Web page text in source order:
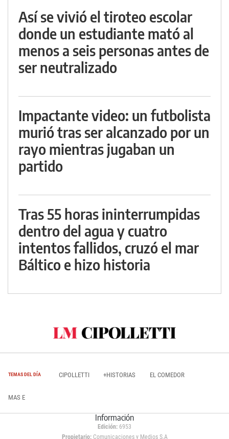
Así se vivió el tiroteo escolar
donde un estudiante mató al
menos a seis personas antes de
ser neutralizado
Impactante video: un futbolista
murió tras ser alcanzado por un
rayo mientras jugaban un
partido
Tras 55 horas ininterrumpidas
dentro del agua y cuatro
intentos fallidos, cruzó el mar
Báltico e hizo historia
TEMAS DEL DÍA CIPOLLETTI +HISTORIAS EL COMEDOR
MAS E
Información
Edición: 6953
Propietario:Comunicaciones y Medios S.A